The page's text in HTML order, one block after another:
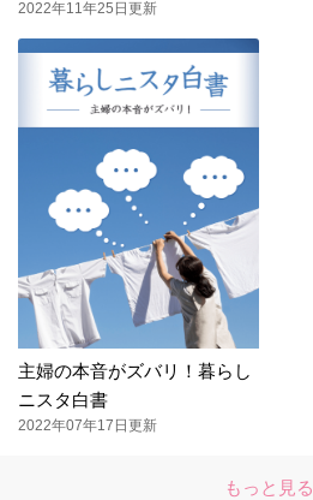
2022年11年25日更新
主婦の本音がズバリ！暮らし
ニスタ白書
2022年07年17日更新
もっと見る